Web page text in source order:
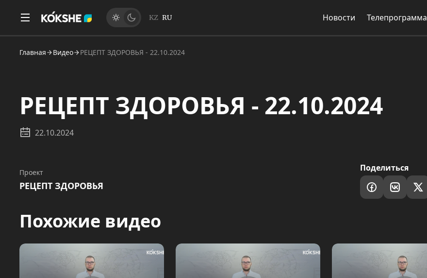
KZ RU Новости Телепрограмма
Главная Видео РЕЦЕПТ ЗДОРОВЬЯ - 22.10.2024
РЕЦЕПТ ЗДОРОВЬЯ - 22.10.2024
22.10.2024
Проект
РЕЦЕПТ ЗДОРОВЬЯ
Поделиться
Похожие видео